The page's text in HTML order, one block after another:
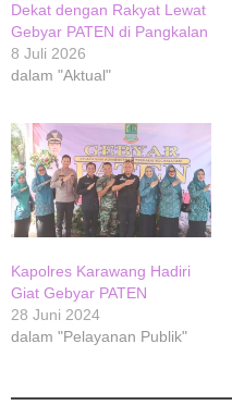
Dekat dengan Rakyat Lewat
Gebyar PATEN di Pangkalan
8 Juli 2026
dalam "Aktual"
Kapolres Karawang Hadiri
Giat Gebyar PATEN
28 Juni 2024
dalam "Pelayanan Publik"